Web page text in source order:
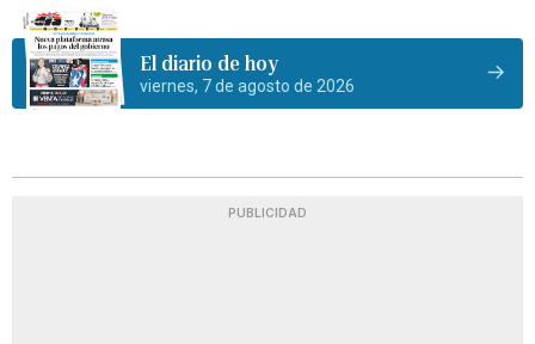
El diario de hoy
viernes, 7 de agosto de 2026
PUBLICIDAD